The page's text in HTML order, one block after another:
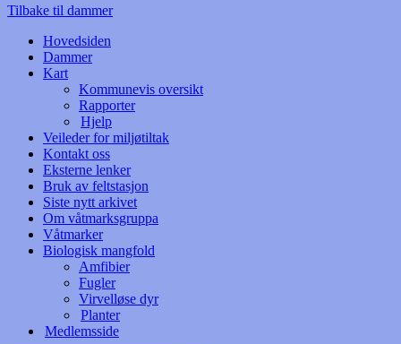
Tilbake til dammer
Hovedsiden
Dammer
Kart
Kommunevis oversikt
Rapporter
Hjelp
Veileder for miljøtiltak
Kontakt oss
Eksterne lenker
Bruk av feltstasjon
Siste nytt arkivet
Om våtmarksgruppa
Våtmarker
Biologisk mangfold
Amfibier
Fugler
Virvelløse dyr
Planter
Medlemsside